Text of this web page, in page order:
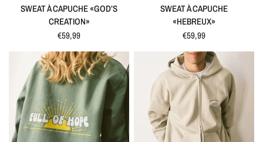
APERÇU RAPIDE
SWEAT À CAPUCHE «GOD’S
CREATION»
€59,99
APERÇU RAPIDE
SWEAT À CAPUCHE
«HEBREUX»
€59,99